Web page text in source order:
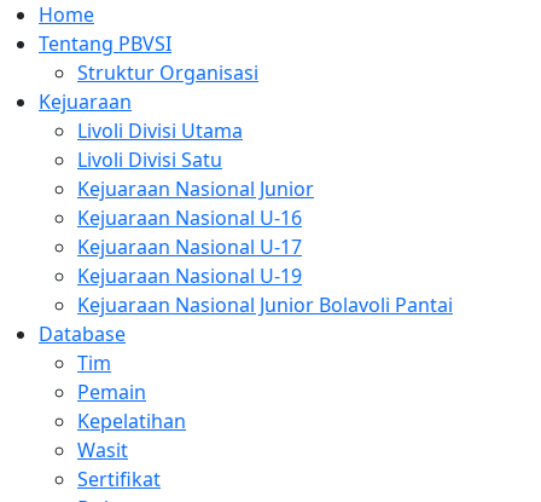
Home
Tentang PBVSI
Struktur Organisasi
Kejuaraan
Livoli Divisi Utama
Livoli Divisi Satu
Kejuaraan Nasional Junior
Kejuaraan Nasional U-16
Kejuaraan Nasional U-17
Kejuaraan Nasional U-19
Kejuaraan Nasional Junior Bolavoli Pantai
Database
Tim
Pemain
Kepelatihan
Wasit
Sertifikat